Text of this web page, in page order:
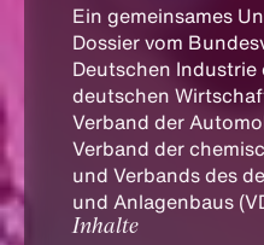
Ein gemeinsames
Dossier vom
Deutschen Industrie
deutschen
Verband der
Verband der
und Verbands des
und Anlagenbaus
Inhalte